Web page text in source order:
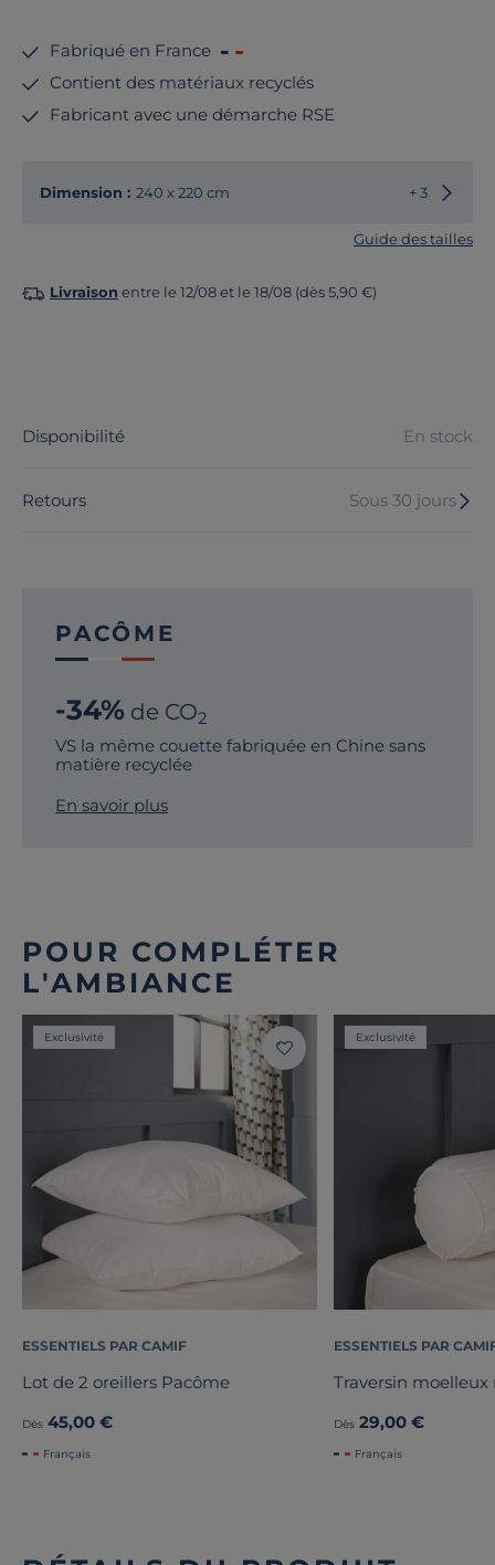
Fabriqué en France
Contient des matériaux recyclés
Fabricant avec une démarche RSE
Dimension : 240 x 220 cm + 3
Guide des tailles
Livraison entre le 12/08 et le 18/08 (dès 5,90 €)
Disponibilité En stock
Retours Sous 30 jours
PACÔME
-34% de CO2
VS la même couette fabriquée en Chine sans
matière recyclée
En savoir plus
POUR COMPLÉTER
L'AMBIANCE
Exclusivité
ESSENTIELS PAR CAMIF
Lot de 2 oreillers Pacôme
Dès 45,00 €
Français
Exclusivité
ESSENTIELS PAR
Traversin moelleux
Dès 29,00 €
Français